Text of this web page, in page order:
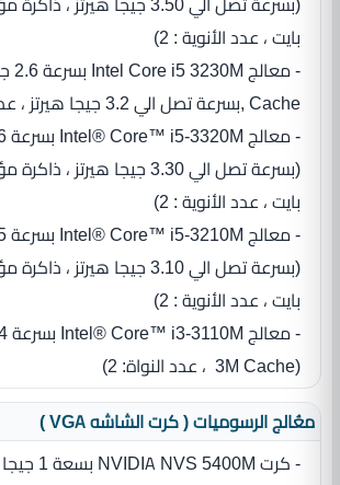
بايت ، عدد الأنوية : 2)
Cache ‏,بسرعة تصل الي 3.2 جيجا هيرتز ،‏ عدد النواة‏:‏ 2)‏ .
بايت ، عدد الأنوية : 2)
بايت ، عدد الأنوية : 2)
‏(‏3M Cache ‏ ،‏ عدد النواة‏:‏ 2)
معُالج الرسوميات ( كرت الشاشه VGA )
- كرت NVIDIA NVS 5400M بسعة 1 جيجا بايت DDR3